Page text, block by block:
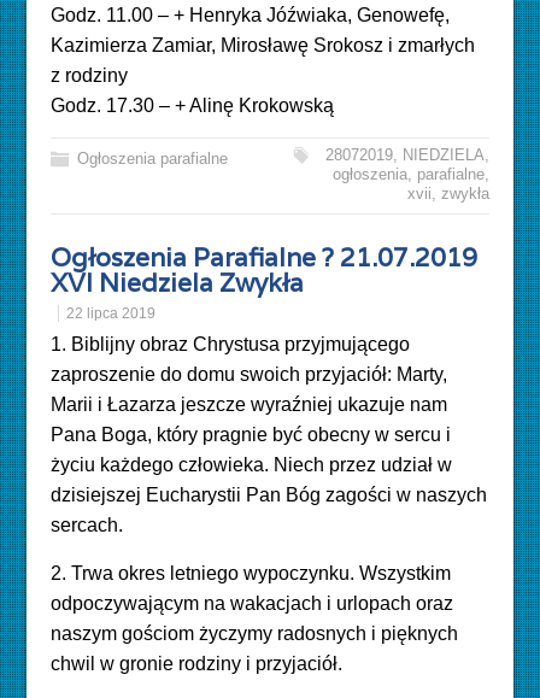
Godz. 11.00 – + Henryka Jóźwiaka, Genowefę,
Kazimierza Zamiar, Mirosławę Srokosz i zmarłych
z rodziny
Godz. 17.30 – + Alinę Krokowską
Ogłoszenia parafialne 28072019, NIEDZIELA,
ogłoszenia, parafialne,
xvii, zwykła
Ogłoszenia Parafialne ? 21.07.2019
XVI Niedziela Zwykła
22 lipca 2019
1. Biblijny obraz Chrystusa przyjmującego
zaproszenie do domu swoich przyjaciół: Marty,
Marii i Łazarza jeszcze wyraźniej ukazuje nam
Pana Boga, który pragnie być obecny w sercu i
życiu każdego człowieka. Niech przez udział w
dzisiejszej Eucharystii Pan Bóg zagości w naszych
sercach.
2. Trwa okres letniego wypoczynku. Wszystkim
odpoczywającym na wakacjach i urlopach oraz
naszym gościom życzymy radosnych i pięknych
chwil w gronie rodziny i przyjaciół.